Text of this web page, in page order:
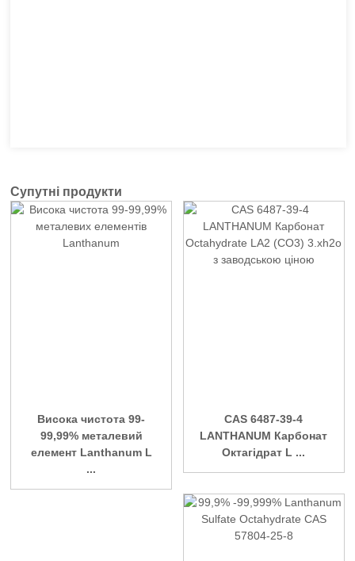
Супутні продукти
Висока чистота 99-
99,99% металевий
елемент Lanthanum L
...
CAS 6487-39-4
LANTHANUM Карбонат
Октагідрат L ...